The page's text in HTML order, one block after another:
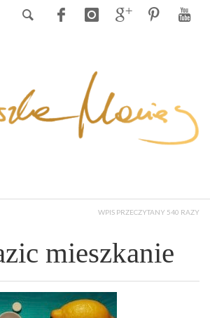
WPIS PRZECZYTANY 540 RAZY
mieszkanie